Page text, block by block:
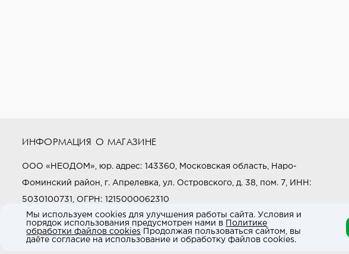
ИНФОРМАЦИЯ О МАГАЗИНЕ
ООО «НЕОДОМ», юр. адрес: 143360, Московская область, Наро-
Фоминский район, г. Апрелевка, ул. Островского, д. 38, пом. 7, ИНН:
5030100731, ОГРН: 1215000062310
Звоните нам:+7 (800) 505-97-97
E-mail: market@neodom.ru
Мы используем cookies для улучшения работы сайта. Условия и
порядок использования предусмотрен нами в
Политике
обработки файлов cookies Продолжая пользоваться сайтом, вы
даёте согласие на использование и обработку файлов cookies.